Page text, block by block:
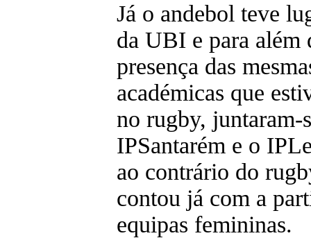
Já o andebol teve
da UBI e para além
presença das
académicas que
no rugby, juntaram-
IPSantarém e o
ao contrário do
contou já com a
equipas femininas.